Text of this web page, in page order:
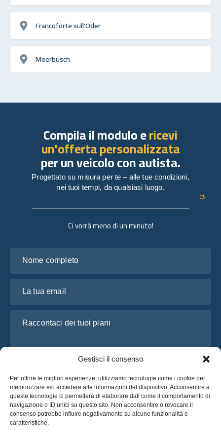
Gestisci il consenso
Per offrire le migliori esperienze, utilizziamo tecnologie come i cookie per
memorizzare e/o accedere alle informazioni del dispositivo. Acconsentire a
queste tecnologie ci permetterà di elaborare dati come il comportamento di
navigazione o ID unici su questo sito. Non acconsentire o revocare il
consenso potrebbe influire negativamente su alcune funzionalità e
caratteristiche.
Francoforte sull'Oder
Meerbusch
Ci vorrà meno di un minuto!
Ho letto e accetto l’Informativa sulla privacydi OsaBus
Compila il modulo ericevi
un'offerta personalizzata
per un veicolo con autista.
Progettato su misura per te – alle tue condizioni,
nei tuoi tempi, da qualsiasi luogo.